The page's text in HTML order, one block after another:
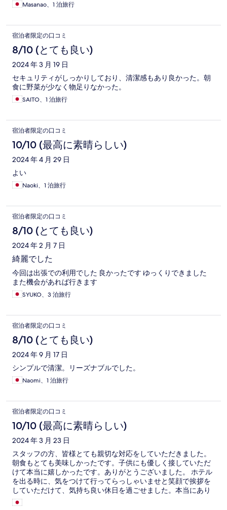
Masanao、1 泊旅行
宿泊者限定の口コミ
8/10 (とても良い)
2024 年 3 月 19 日
セキュリティがしっかりしており、清潔感もあり良かった。朝
食に野菜が少なく物足りなかった。
SAITO、1 泊旅行
宿泊者限定の口コミ
10/10 (最高に素晴らしい)
2024 年 4 月 29 日
よい
Naoki、1 泊旅行
宿泊者限定の口コミ
8/10 (とても良い)
2024 年 2 月 7 日
綺麗でした
今回は出張での利用でした 良かったです ゆっくりできました
また機会があれば行きます
SYUKO、3 泊旅行
宿泊者限定の口コミ
8/10 (とても良い)
2024 年 9 月 17 日
シンプルで清潔。リーズナブルでした。
Naomi、1 泊旅行
宿泊者限定の口コミ
10/10 (最高に素晴らしい)
2024 年 3 月 23 日
スタッフの方、皆様とても親切な対応をしていただきました。
朝食もとても美味しかったです。子供にも優しく接していただ
けて本当に嬉しかったです。ありがとうございました。 ホテル
を出る時に、気をつけて行ってらっしゃいませと笑顔で挨拶を
していただけて、気持ち良い休日を過ごせました。本当にあり
がとうございました。